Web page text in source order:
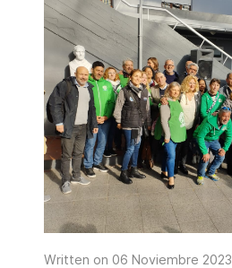
Written on 06 Noviembre 2023